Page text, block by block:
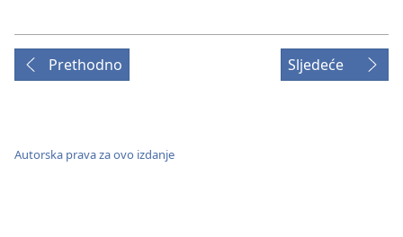
Prethodno Sljedeće
Autorska prava za ovo izdanje